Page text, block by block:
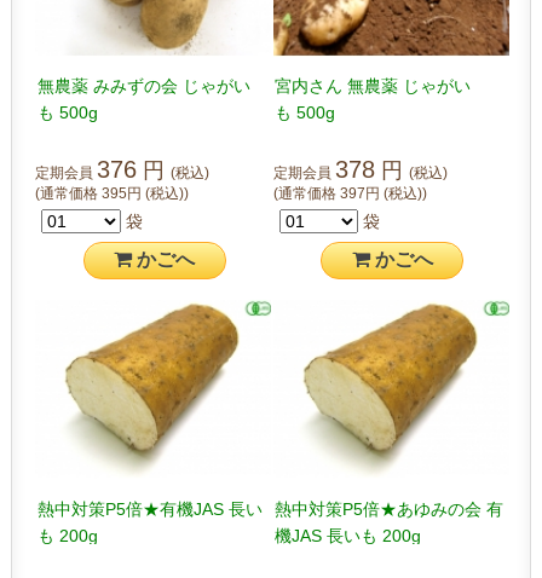
無農薬 みみずの会 じゃがい
も 500g
定期会員 376 円(税込)
(通常価格395円(税込))
袋
かごへ
宮内さん 無農薬 じゃがい
も 500g
定期会員 378 円 (税込)
(通常価格 397円 (税込))
袋
かごへ
熱中対策P5倍★有機JAS 長い
も 200g
熱中対策P5倍★あゆみの会 有
機JAS 長いも 200g